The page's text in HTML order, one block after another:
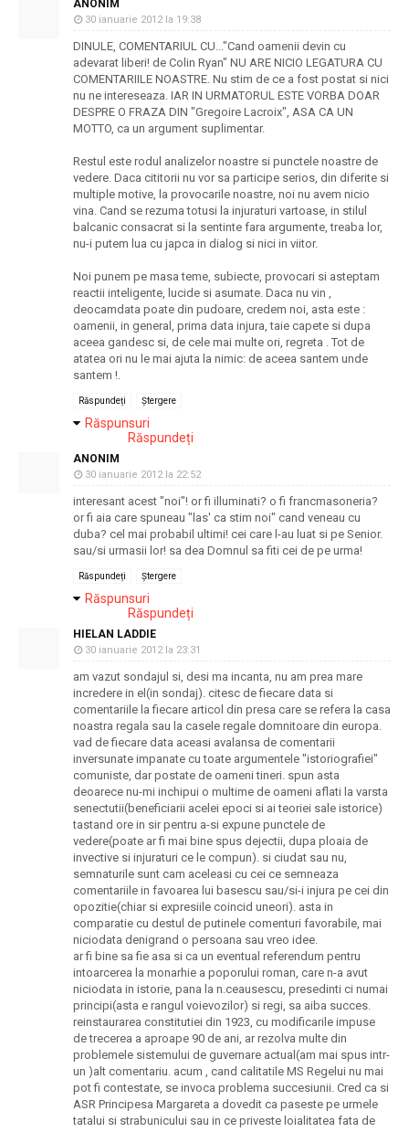
ANONIM
30 ianuarie 2012 la 19:38
DINULE, COMENTARIUL CU..."Cand oamenii devin cu
adevarat liberi! de Colin Ryan" NU ARE NICIO LEGATURA CU
COMENTARIILE NOASTRE. Nu stim de ce a fost postat si nici
nu ne intereseaza. IAR IN URMATORUL ESTE VORBA DOAR
DESPRE O FRAZA DIN "Gregoire Lacroix", ASA CA UN
MOTTO, ca un argument suplimentar.
Restul este rodul analizelor noastre si punctele noastre de
vedere. Daca cititorii nu vor sa participe serios, din diferite si
multiple motive, la provocarile noastre, noi nu avem nicio
vina. Cand se rezuma totusi la injuraturi vartoase, in stilul
balcanic consacrat si la sentinte fara argumente, treaba lor,
nu-i putem lua cu japca in dialog si nici in viitor.
Noi punem pe masa teme, subiecte, provocari si asteptam
reactii inteligente, lucide si asumate. Daca nu vin ,
deocamdata poate din pudoare, credem noi, asta este :
oamenii, in general, prima data injura, taie capete si dupa
aceea gandesc si, de cele mai multe ori, regreta . Tot de
atatea ori nu le mai ajuta la nimic: de aceea santem unde
santem !.
Răspundeți Ștergere
Răspunsuri
Răspundeți
ANONIM
30 ianuarie 2012 la 22:52
interesant acest "noi"! or fi illuminati? o fi francmasoneria?
or fi aia care spuneau "las' ca stim noi" cand veneau cu
duba? cel mai probabil ultimi! cei care l-au luat si pe Senior.
sau/si urmasii lor! sa dea Domnul sa fiti cei de pe urma!
Răspundeți Ștergere
Răspunsuri
Răspundeți
HIELAN LADDIE
30 ianuarie 2012 la 23:31
am vazut sondajul si, desi ma incanta, nu am prea mare
incredere in el(in sondaj). citesc de fiecare data si
comentariile la fiecare articol din presa care se refera la casa
noastra regala sau la casele regale domnitoare din europa.
vad de fiecare data aceasi avalansa de comentarii
inversunate impanate cu toate argumentele "istoriografiei"
comuniste, dar postate de oameni tineri. spun asta
deoarece nu-mi inchipui o multime de oameni aflati la varsta
senectutii(beneficiarii acelei epoci si ai teoriei sale istorice)
tastand ore in sir pentru a-si expune punctele de
vedere(poate ar fi mai bine spus dejectii, dupa ploaia de
invective si injuraturi ce le compun). si ciudat sau nu,
semnaturile sunt cam aceleasi cu cei ce semneaza
comentariile in favoarea lui basescu sau/si-i injura pe cei din
opozitie(chiar si expresiile coincid uneori). asta in
comparatie cu destul de putinele comenturi favorabile, mai
niciodata denigrand o persoana sau vreo idee.
ar fi bine sa fie asa si ca un eventual referendum pentru
intoarcerea la monarhie a poporului roman, care n-a avut
niciodata in istorie, pana la n.ceausescu, presedinti ci numai
principi(asta e rangul voievozilor) si regi, sa aiba succes.
reinstaurarea constitutiei din 1923, cu modificarile impuse
de trecerea a aproape 90 de ani, ar rezolva multe din
problemele sistemului de guvernare actual(am mai spus intr-
un )alt comentariu. acum , cand calitatile MS Regelui nu mai
pot fi contestate, se invoca problema succesiunii. Cred ca si
ASR Principesa Margareta a dovedit ca paseste pe urmele
tatalui si strabunicului sau in ce priveste loialitatea fata de